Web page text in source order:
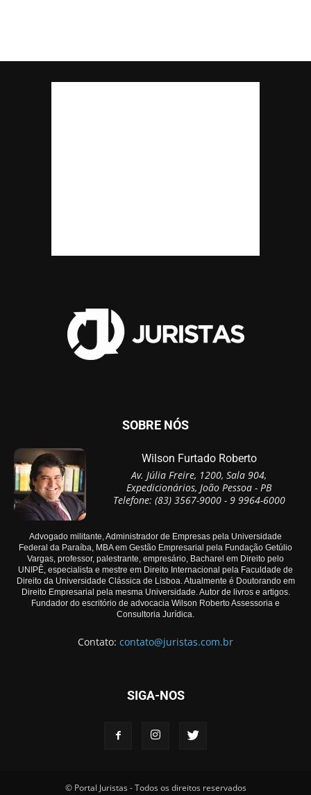
SOBRE NÓS
Wilson Furtado Roberto
Av. Júlia Freire, 1200, Sala 904,
Expedicionários, João Pessoa - PB
Telefone: (83) 3567-9000 - 9 9964-6000
Advogado militante, Administrador de Empresas pela Universidade
Federal da Paraíba, MBA em Gestão Empresarial pela Fundação Getúlio
Vargas, professor, palestrante, empresário, Bacharel em Direito pelo
UNIPÊ, especialista e mestre em Direito Internacional pela Faculdade de
Direito da Universidade Clássica de Lisboa. Atualmente é Doutorando em
Direito Empresarial pela mesma Universidade. Autor de livros e artigos.
Fundador do escritório de advocacia Wilson Roberto Assessoria e
Consultoria Jurídica.
Contato: contato@juristas.com.br
SIGA-NOS
© Portal Juristas - Todos os direitos reservados